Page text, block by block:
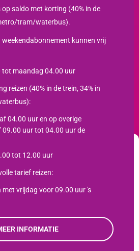
gebruikservaring te optimaliseren en het
"Instellingen" te klikken. Als je akkoord
Nieuwsbrief
opnemen
saldo met korting (40% in de
tram/waterbus).
weekendabonnement kunnen vrij
tot maandag 04.00 uur
reizen (40% in de trein, 34% in
04.00 uur en op overige
09.00 uur tot 04.00 uur de
tot 12.00 uur
tarief reizen:
vrijdag voor 09.00 uur 's
INFORMATIE